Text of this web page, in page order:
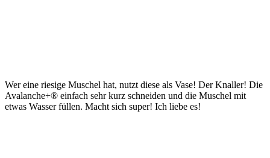
Wer eine riesige Muschel hat, nutzt diese als Vase! Der Knaller! Die
Avalanche+® einfach sehr kurz schneiden und die Muschel mit
etwas Wasser füllen. Macht sich super! Ich liebe es!